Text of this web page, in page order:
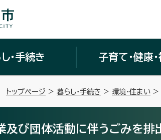
・手続き 子育て・健康
トップページ > 暮らし・手続き > 環境・住まい >
及び団体活動に伴うごみを排